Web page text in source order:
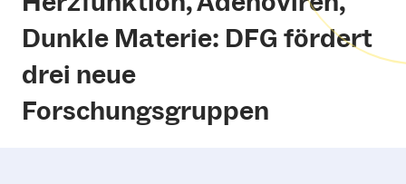
Dunkle Materie: DFG fördert
drei neue
Forschungsgruppen